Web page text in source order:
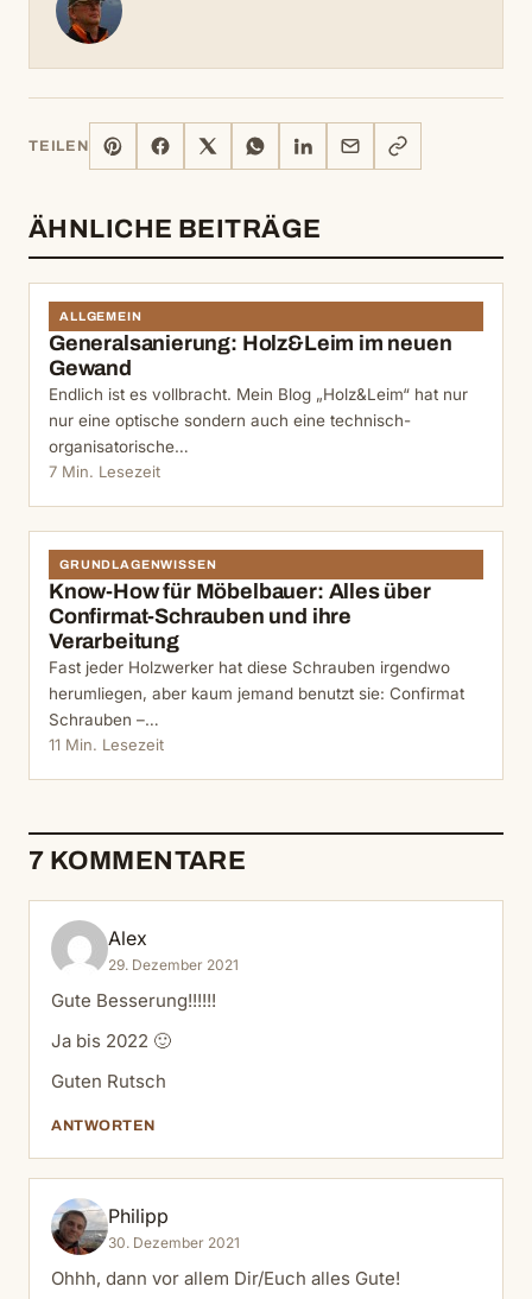
TEILEN
PINTERESTFACEBOOK WHATSAPPLINKEDIN
MAIL
LINK
KOPIEREN
ÄHNLICHE BEITRÄGE
ALLGEMEIN
Generalsanierung: Holz&Leim im neuen
Gewand
Endlich ist es vollbracht. Mein Blog „Holz&Leim“ hat nur
nur eine optische sondern auch eine technisch-
organisatorische…
7 Min. Lesezeit
GRUNDLAGENWISSEN
Know-How für Möbelbauer: Alles über
Confirmat-Schrauben und ihre
Verarbeitung
Fast jeder Holzwerker hat diese Schrauben irgendwo
herumliegen, aber kaum jemand benutzt sie: Confirmat
Schrauben –…
11 Min. Lesezeit
7 KOMMENTARE
Alex
29. Dezember 2021
Gute Besserung!!!!!!
Ja bis 2022 🙂
Guten Rutsch
ANTWORTEN
Philipp
30. Dezember 2021
Ohhh, dann vor allem Dir/Euch alles Gute!